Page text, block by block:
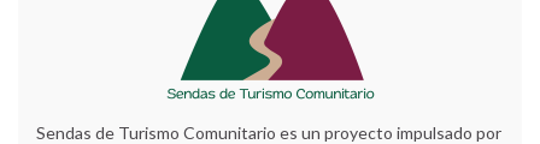
Sendas de Turismo Comunitario es un proyecto impulsado por